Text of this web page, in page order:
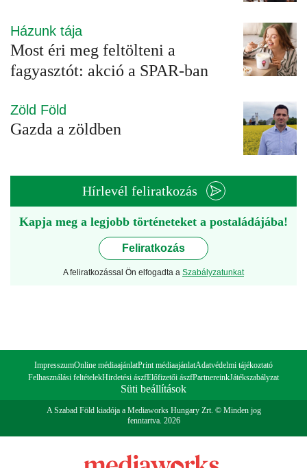
Házunk tája
Most éri meg feltölteni a
fagyasztót: akció a SPAR-ban
Zöld Föld
Gazda a zöldben
Hírlevél feliratkozás
Kapja meg a legjobb történeteket a postaládájába!
Feliratkozás
A feliratkozással Ön elfogadta a Szabályzatunkat
ImpresszumOnline médiaajánlatPrint médiaajánlatAdatvédelmi tájékoztató
Felhasználási feltételekHirdetési ászfElőfizetői ászfPartnereinkJátékszabályzat
Süti beállítások
A Szabad Föld kiadója a Mediaworks Hungary Zrt. © Minden jog
fenntartva. 2026